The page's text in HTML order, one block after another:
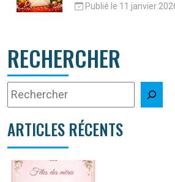
Publié le 11 janvier
RECHERCHER
ARTICLES RÉCENTS